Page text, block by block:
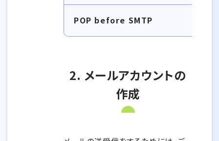
POP before SMTP
2. メールアカウントの
作成